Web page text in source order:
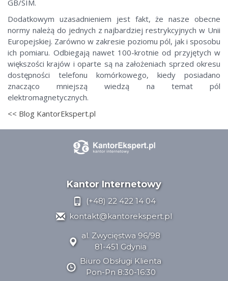
GB/SIM.
Dodatkowym uzasadnieniem jest fakt, że nasze obecne
normy należą do jednych z najbardziej restrykcyjnych w Unii
Europejskiej. Zarówno w zakresie poziomu pól, jak i sposobu
ich pomiaru. Odbiegają nawet 100-krotnie od przyjętych w
większości krajów i oparte są na założeniach sprzed okresu
dostępności telefonu komórkowego, kiedy posiadano
znacząco mniejszą wiedzą na temat pól
elektromagnetycznych.
<< Blog KantorEkspert.pl
Kantor Internetowy
(+48) 22 422 14 04
kontakt@kantorekspert.pl
al. Zwycięstwa 96/98
81-451 Gdynia
Biuro Obsługi Klienta
Pon-Pn 8:30-16:30